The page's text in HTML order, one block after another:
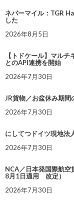
ネバーマイル：TGR
した
2026年8月5日
【トドケール】マル
とのAPI連携を開始
2026年7月30日
JR貨物／お盆休み期間
2026年7月30日
にしてつドイツ現地法
2026年7月30日
NCA／日本発国際航
8月1日適用 改定）
2026年7月30日